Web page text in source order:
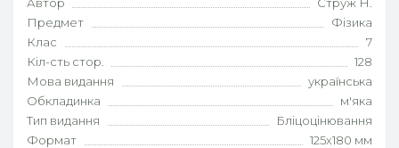
Предмет
Фізика
Клас
7
Кіл-сть стор.
128
Мова видання
українська
Обкладинка
м'яка
Тип видання
Бліцоцінювання
Формат
125х180 мм